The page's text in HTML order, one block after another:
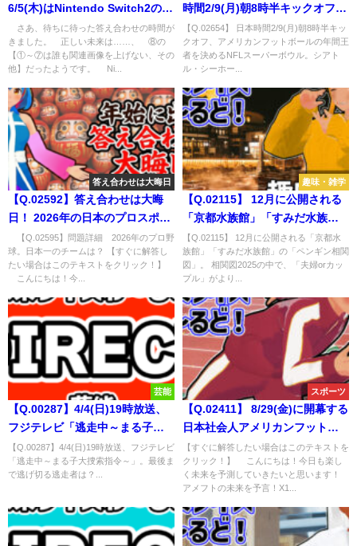
6/5(木)はNintendo Switch2の発
売日。 選択肢①～⑦の中で、こ
の日最初にツイッターに
Nintendo Switch2に関する画像
さあ、待ちに待った答え合わせの時間が
きました。 正しい未来は……、 ⑧の
【①～⑦は誰も関連画像を上げない、その
他】だったようです。 Ni...
時間2/9(月)朝8時半キックオフ、
アメリカンフットボールの年間
王者を決めるNFLスーパーボウ
ル。シアトル・シーホークスvs
オッツの試合結果は？
【Q.02654】 日本時間2/9(月)朝8時半キッ
クオフ、アメリカンフットボールの年間王
者を決めるNFLスーパーボウル。シアト
ル・シーホー...
答え合わせは大晦日
【Q.02592】答え合わせは大晦
日！ 2026年の日本のプロスポー
ツに関する問題
【Q.02595】問題詳細 2026年のプロ野
球。日本一のチームは？ 【すぐに解答し
たい場合はこのテキストをクリック！】
こんにちは！今...
趣味・雑学
【Q.02115】 12月に公開される
「京都水族館」「すみだ水族
館」の「ペンギン相関図」。 相
関図2025の中で、「夫婦orカッ
プル」がより多く成立している
【Q.02115】 12月に公開される「京都水
族館」「すみだ水族館」の「ペンギン相関
図」。 相関図2025の中で、「夫婦orカッ
プル」がより...
芸能
【Q.00287】4/4(日)19時放送、
フジテレビ「逃走中～まる子大
捜索指令～」。最後まで逃げ切
る逃走者は？
【Q.00287】4/4(日)19時放送、フジテレビ
「逃走中～まる子大捜索指令～」。最後ま
で逃げ切る逃走者は？...
スポーツ
【Q.02411】 8/29(金)に開幕する
日本社会人アメリカンフットボ
ール・X1 Super秋季リーグの優
勝チームは？
【すぐに解答したい場合はこのテキストを
クリック！】 こんにちは！今日も楽し
く未来を予測していきたいと思います！
アメフトの未来を予言！X1...